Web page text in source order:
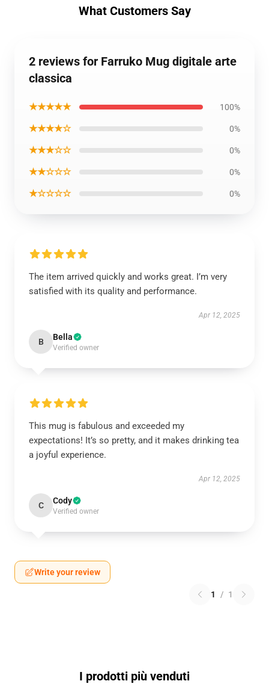
What Customers Say
2 reviews for Farruko Mug digitale arte
classica
★★★★★ 100%
★★★★☆ 0%
★★★☆☆ 0%
★★☆☆☆ 0%
★☆☆☆☆ 0%
The item arrived quickly and works great. I’m very
satisfied with its quality and performance.
Apr 12, 2025
B Bella
Verified owner
This mug is fabulous and exceeded my
expectations! It’s so pretty, and it makes drinking tea
a joyful experience.
Apr 12, 2025
C Cody
Verified owner
Write your review
1 / 1
I prodotti più venduti